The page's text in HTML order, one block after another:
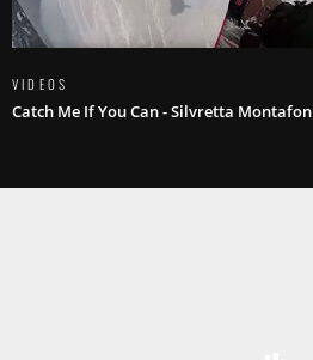
VIDEOS
Catch Me If You Can - Silvretta Montafon